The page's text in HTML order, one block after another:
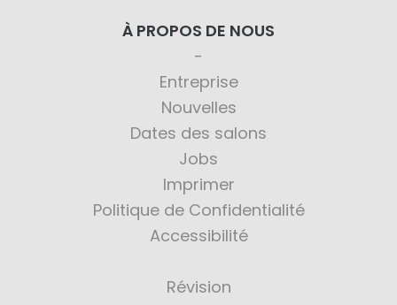
À PROPOS DE NOUS
Entreprise
Nouvelles
Dates des salons
Jobs
Imprimer
Politique de Confidentialité
Accessibilité
Révision